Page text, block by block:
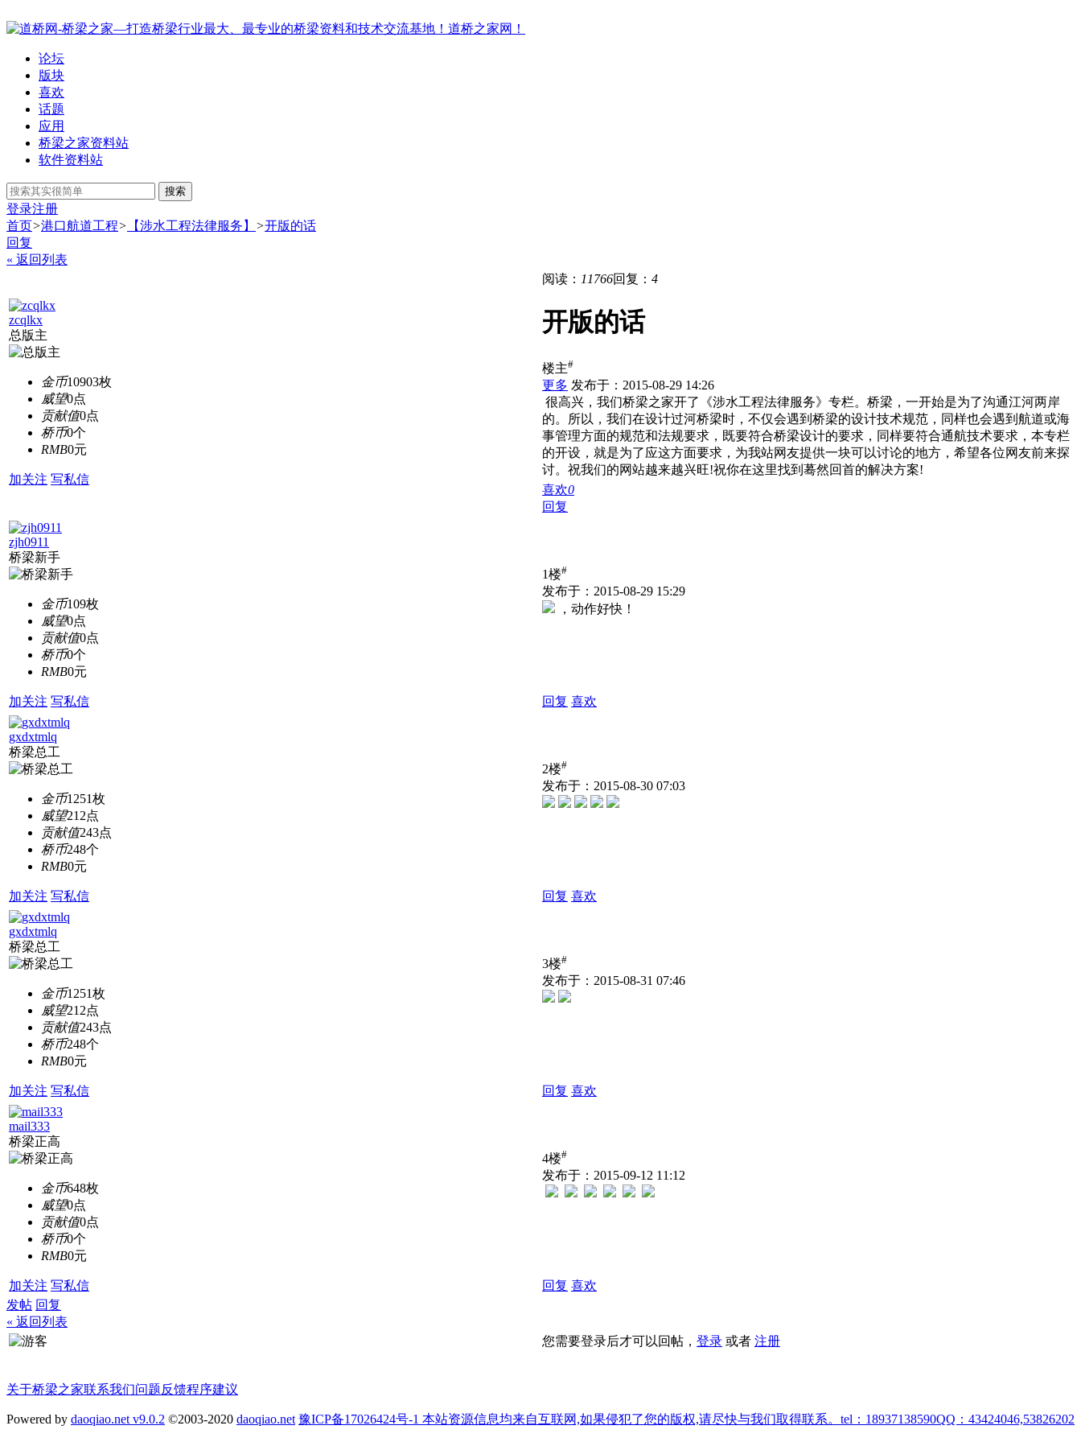
论坛
版块
喜欢
话题
应用
桥梁之家资料站
软件资料站
搜索
登录注册
首页>港口航道工程> 【涉水工程法律服务】 >开版的话
回复
« 返回列表
zcqlkx
总版主
金币10903枚
威望0点
贡献值0点
桥币0个
RMB0元
加关注 写私信
阅读： 11766回复： 4
开版的话
楼主#
更多 发布于：2015-08-29 14:26
很高兴，我们桥梁之家开了《涉水工程法律服务》专栏。桥梁，一开始是为了沟通江河两岸
的。所以，我们在设计过河桥梁时，不仅会遇到桥梁的设计技术规范，同样也会遇到航道或海
事管理方面的规范和法规要求，既要符合桥梁设计的要求，同样要符合通航技术要求，本专栏
的开设，就是为了应这方面要求，为我站网友提供一块可以讨论的地方，希望各位网友前来探
讨。祝我们的网站越来越兴旺!祝你在这里找到蓦然回首的解决方案!
喜欢0
回复
zjh0911
桥梁新手
金币109枚
威望0点
贡献值0点
桥币0个
RMB0元
加关注 写私信
1楼#
发布于：2015-08-29 15:29
，动作好快！
回复 喜欢
gxdxtmlq
桥梁总工
金币1251枚
威望212点
贡献值243点
桥币248个
RMB0元
加关注 写私信
2楼#
发布于：2015-08-30 07:03
回复 喜欢
gxdxtmlq
桥梁总工
金币1251枚
威望212点
贡献值243点
桥币248个
RMB0元
加关注 写私信
3楼#
发布于：2015-08-31 07:46
回复 喜欢
mail333
桥梁正高
金币648枚
威望0点
贡献值0点
桥币0个
RMB0元
加关注 写私信
4楼#
发布于：2015-09-12 11:12
回复 喜欢
发帖 回复
« 返回列表
您需要登录后才可以回帖， 登录 或者 注册
关于桥梁之家联系我们问题反馈程序建议
Powered by daoqiao.net v9.0.2 ©2003-2020 daoqiao.net 豫ICP备17026424号-1 本站资源信息均来自互联网,如果侵犯了您的版权,请尽快与我们取得联系。tel：18937138590QQ：43424046,53826202